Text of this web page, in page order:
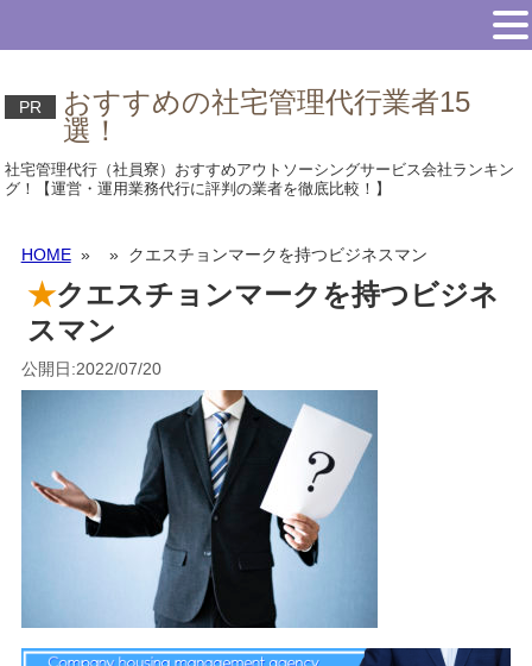
PR
おすすめの社宅管理代行業者15
選！
社宅管理代行（社員寮）おすすめアウトソーシングサービス会社ランキン
グ！【運営・運用業務代行に評判の業者を徹底比較！】
HOME» » クエスチョンマークを持つビジネスマン
クエスチョンマークを持つビジネ
スマン
公開日:2022/07/20